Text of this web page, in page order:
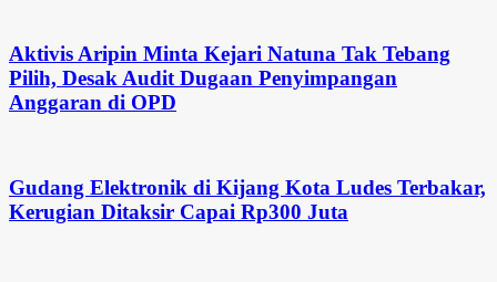
Aktivis Aripin Minta Kejari Natuna Tak Tebang
Pilih, Desak Audit Dugaan Penyimpangan
Anggaran di OPD
Gudang Elektronik di Kijang Kota Ludes Terbakar,
Kerugian Ditaksir Capai Rp300 Juta